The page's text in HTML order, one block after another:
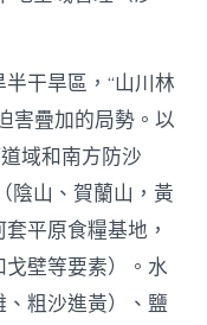
干旱區，“山川林
害疊加的局勢。以
域和南方防沙
陰山、賀蘭山，黃
平原食糧基地，
壁等要素）。水
粗沙進黃）、鹽